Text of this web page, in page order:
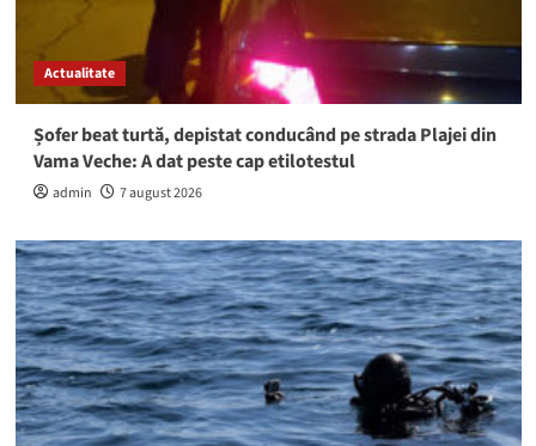
Actualitate
Șofer beat turtă, depistat conducând pe strada Plajei din
Vama Veche: A dat peste cap etilotestul
admin 7 august 2026